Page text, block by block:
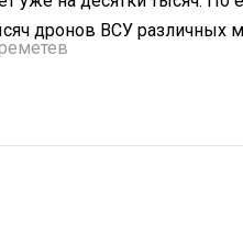
дронов ВСУ различных